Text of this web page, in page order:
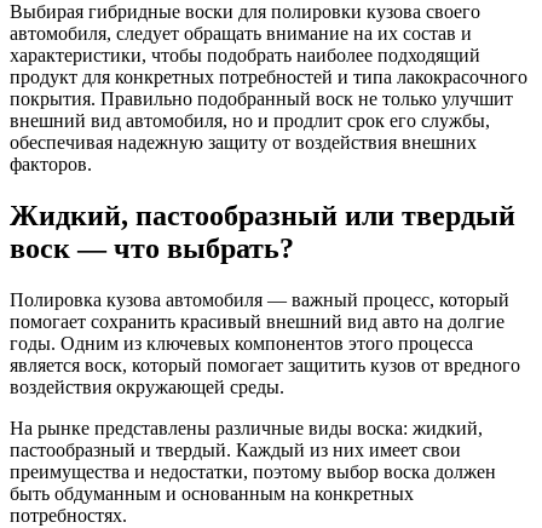
Выбирая гибридные воски для полировки кузова своего
автомобиля, следует обращать внимание на их состав и
характеристики, чтобы подобрать наиболее подходящий
продукт для конкретных потребностей и типа лакокрасочного
покрытия. Правильно подобранный воск не только улучшит
внешний вид автомобиля, но и продлит срок его службы,
обеспечивая надежную защиту от воздействия внешних
факторов.
Жидкий, пастообразный или твердый
воск — что выбрать?
Полировка кузова автомобиля — важный процесс, который
помогает сохранить красивый внешний вид авто на долгие
годы. Одним из ключевых компонентов этого процесса
является воск, который помогает защитить кузов от вредного
воздействия окружающей среды.
На рынке представлены различные виды воска: жидкий,
пастообразный и твердый. Каждый из них имеет свои
преимущества и недостатки, поэтому выбор воска должен
быть обдуманным и основанным на конкретных
потребностях.